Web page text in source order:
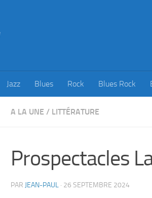
Jazz Blues Rock Blues Rock
A LA UNE / LITTÉRATURE
Prospectacles
PAR JEAN-PAUL · 26 SEPTEMBRE 2024